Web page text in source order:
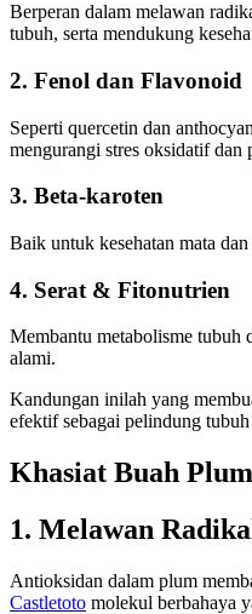
Berperan dalam melawan
tubuh, serta mendukung
2. Fenol dan Flavonoid
Seperti quercetin dan
mengurangi stres oksidatif dan
3. Beta-karoten
Baik untuk kesehatan mata
4. Serat & Fitonutrien
Membantu metabolisme tubuh
alami.
Kandungan inilah yang
efektif sebagai pelindung
Khasiat Buah
1. Melawan
Antioksidan dalam plum
Castletoto molekul berbahaya